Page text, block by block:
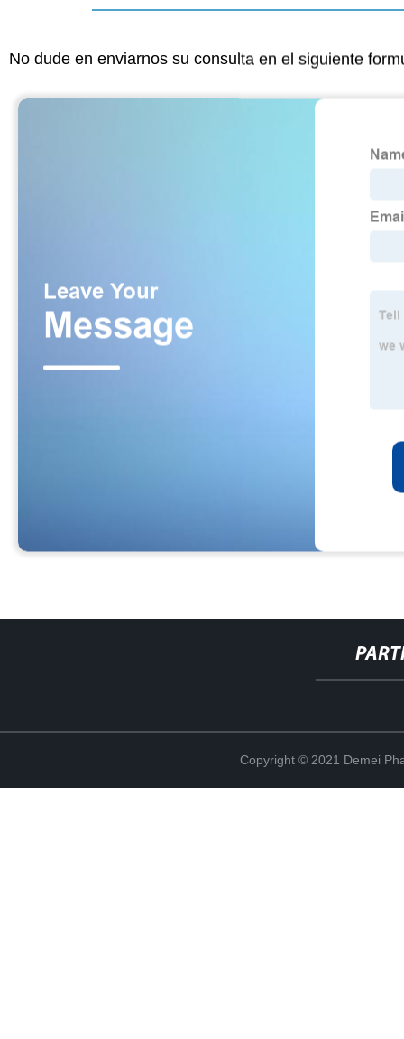
No dude en enviarnos su consulta en el siguiente
Copyright © 2021 Demei